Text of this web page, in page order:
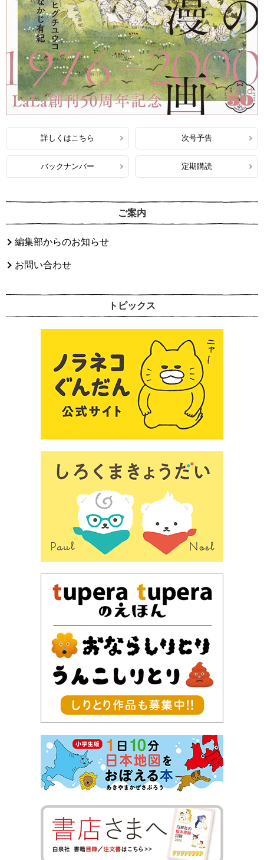
詳しくはこちら 次号予告
バックナンバー 定期購読
ご案内
編集部からのお知らせ
お問い合わせ
トピックス